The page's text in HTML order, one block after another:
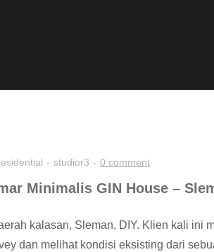
studior3 0 comment
Minimalis GIN House –
kalasan, Sleman, DIY. Klien kali ini
dan melihat kondisi eksisting dari